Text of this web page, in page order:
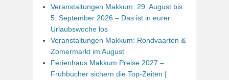
Veranstaltungen Makkum: 29. August bis
5. September 2026 – Das ist in eurer
Urlaubswoche los
Veranstaltungen Makkum: Rondvaarten &
Zomermarkt im August
Ferienhaus Makkum Preise 2027 –
Frühbucher sichern die Top-Zeiten |